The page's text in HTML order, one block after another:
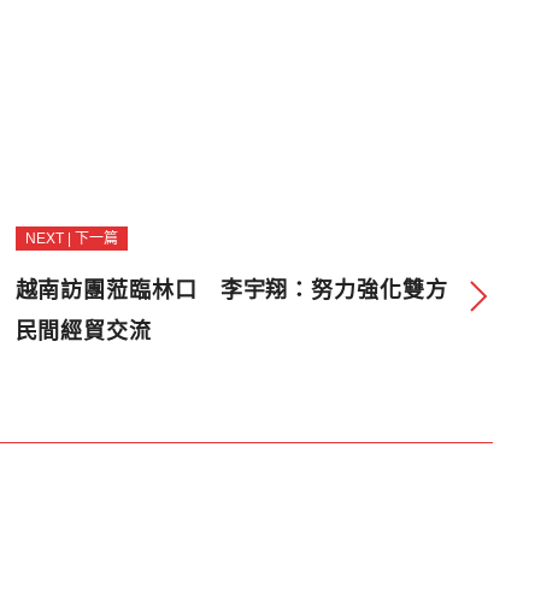
NEXT | 下一篇
越南訪團蒞臨林口 李宇翔：努力強化雙方
民間經貿交流